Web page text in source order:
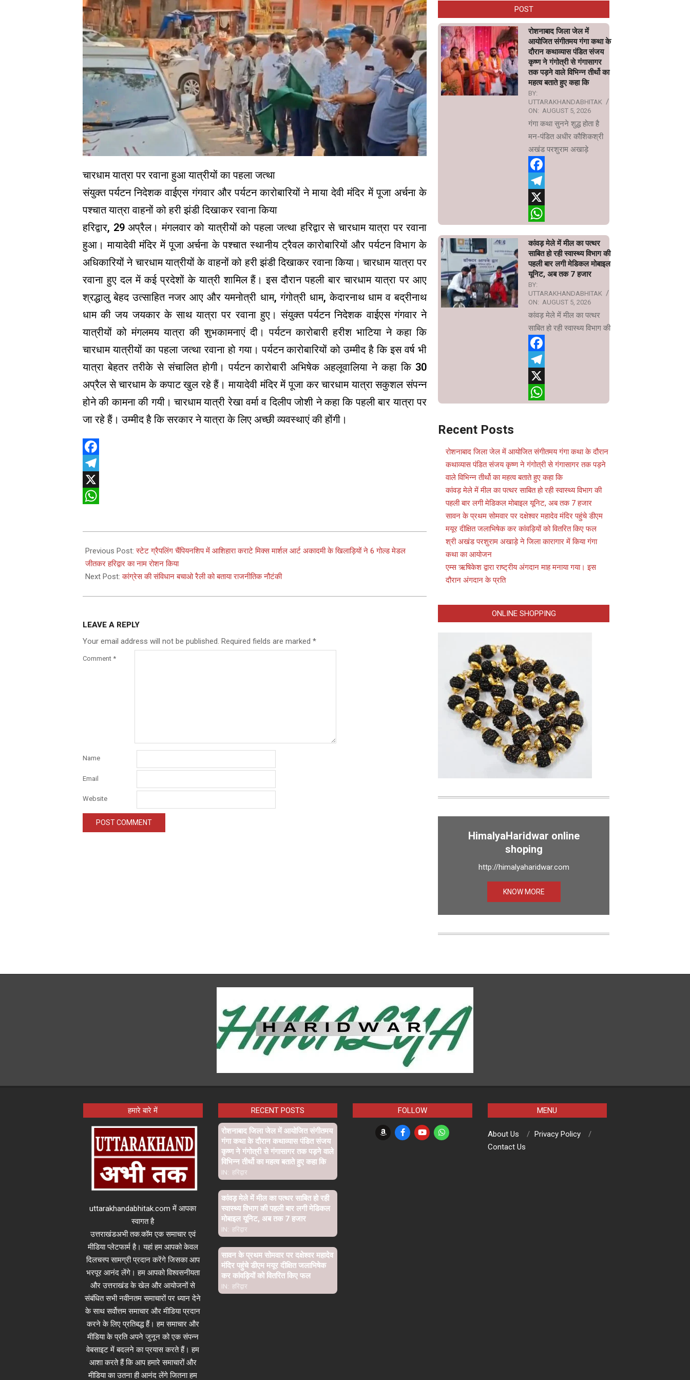
चारधाम यात्रा पर रवाना हुआ यात्रीयों का पहला जत्था
संयुक्त पर्यटन निदेशक वाईएस गंगवार और पर्यटन कारोबारियों ने माया देवी मंदिर में पूजा अर्चना के
पश्चात यात्रा वाहनों को हरी झंडी दिखाकर रवाना किया
हरिद्वार, 29 अप्रैल। मंगलवार को यात्रीयों को पहला जत्था हरिद्वार से चारधाम यात्रा पर रवाना
हुआ। मायादेवी मंदिर में पूजा अर्चना के पश्चात स्थानीय ट्रैवल कारोबारियों और पर्यटन विभाग के
अधिकारियों ने चारधाम यात्रीयों के वाहनों को हरी झंडी दिखाकर रवाना किया। चारधाम यात्रा पर
रवाना हुए दल में कई प्रदेशों के यात्री शामिल हैं। इस दौरान पहली बार चारधाम यात्रा पर आए
श्रद्धालु बेहद उत्साहित नजर आए और यमनोत्री धाम, गंगोत्री धाम, केदारनाथ धाम व बद्रीनाथ
धाम की जय जयकार के साथ यात्रा पर रवाना हुए। संयुक्त पर्यटन निदेशक वाईएस गंगवार ने
यात्रीयों को मंगलमय यात्रा की शुभकामनाएं दी। पर्यटन कारोबारी हरीश भाटिया ने कहा कि
चारधाम यात्रीयों का पहला जत्था रवाना हो गया। पर्यटन कारोबारियों को उम्मीद है कि इस वर्ष भी
यात्रा बेहतर तरीके से संचालित होगी। पर्यटन कारोबारी अभिषेक अहलूवालिया ने कहा कि 30
अप्रैल से चारधाम के कपाट खुल रहे हैं। मायादेवी मंदिर में पूजा कर चारधाम यात्रा सकुशल संपन्न
होने की कामना की गयी। चारधाम यात्री रेखा वर्मा व दिलीप जोशी ने कहा कि पहली बार यात्रा पर
जा रहे हैं। उम्मीद है कि सरकार ने यात्रा के लिए अच्छी व्यवस्थाएं की होंगी।
Facebook
Telegram
X
04-
29
Previous Post:स्टेट ग्रैपलिंग चैंपियनशिप में आशिहारा कराटे मिक्स मार्शल आर्ट अकादमी के खिलाड़ियों ने 6 गोल्ड मेडल
जीतकर हरिद्वार का नाम रोशन किया
Next Post:कांग्रेस की संविधान बचाओ रैली को बताया राजनीतिक नौटंकी
LEAVE A REPLY
Your email address will not be published. Required fields are marked *
Comment *
Name
Email
Website
POST
रोशनाबाद जिला जेल में
आयोजित संगीतमय गंगा कथा के
दौरान कथाव्यास पंडित संजय
कृष्ण ने गंगोत्री से गंगासागर
तक पड़ने वाले विभिन्न तीर्थो का
महत्व बताते हुए कहा कि
BY:
UTTARAKHANDABHITAK
ON: AUGUST 5, 2026
गंगा कथा सुनने शुद्ध होता है
मन-पंडित अधीर कौशिकश्री
अखंड परशुराम अखाड़े
Facebook
Telegram
X
कांवड़ मेले में मील का पत्थर
साबित हो रही स्वास्थ्य विभाग की
पहली बार लगी मेडिकल मोबाइल
यूनिट, अब तक 7 हजार
BY:
UTTARAKHANDABHITAK
ON: AUGUST 5, 2026
कांवड़ मेले में मील का पत्थर
साबित हो रही स्वास्थ्य विभाग की
Facebook
Telegram
X
Recent Posts
रोशनाबाद जिला जेल में आयोजित संगीतमय गंगा कथा के दौरान
कथाव्यास पंडित संजय कृष्ण ने गंगोत्री से गंगासागर तक पड़ने
वाले विभिन्न तीर्थो का महत्व बताते हुए कहा कि
कांवड़ मेले में मील का पत्थर साबित हो रही स्वास्थ्य विभाग की
पहली बार लगी मेडिकल मोबाइल यूनिट, अब तक 7 हजार
सावन के प्रथम सोमवार पर दक्षेश्वर महादेव मंदिर पहुंचे डीएम
मयूर दीक्षित जलाभिषेक कर कांवड़ियों को वितरित किए फल
श्री अखंड परशुराम अखाड़े ने जिला कारागार में किया गंगा
कथा का आयोजन
एम्स ऋषिकेश द्वारा राष्ट्रीय अंगदान माह मनाया गया। इस
दौरान अंगदान के प्रति
ONLINE SHOPPING
HimalyaHaridwar online
shoping
http://himalyaharidwar.com
KNOW MORE
हमारे बारे में
uttarakhandabhitak.com में आपका
स्वागत है
उत्तराखंडअभी तक.कॉम एक समाचार एवं
मीडिया प्लेटफार्म है। यहां हम आपको केवल
दिलचस्प सामग्री प्रदान करेंगे जिसका आप
भरपूर आनंद लेंगे। हम आपको विश्वसनीयता
और उत्तराखंड के खेल और आयोजनों से
संबंधित सभी नवीनतम समाचारों पर ध्यान देने
के साथ सर्वोत्तम समाचार और मीडिया प्रदान
करने के लिए प्रतिबद्ध हैं। हम समाचार और
मीडिया के प्रति अपने जुनून को एक संपन्न
वेबसाइट में बदलने का प्रयास करते हैं। हम
आशा करते हैं कि आप हमारे समाचारों और
मीडिया का उतना ही आनंद लेंगे जितना हम
RECENT POSTS
रोशनाबाद जिला जेल में आयोजित संगीतमय
गंगा कथा के दौरान कथाव्यास पंडित संजय
कृष्ण ने गंगोत्री से गंगासागर तक पड़ने वाले
विभिन्न तीर्थो का महत्व बताते हुए कहा कि
IN: हरिद्वार
कांवड़ मेले में मील का पत्थर साबित हो रही
स्वास्थ्य विभाग की पहली बार लगी मेडिकल
मोबाइल यूनिट, अब तक 7 हजार
IN: हरिद्वार
सावन के प्रथम सोमवार पर दक्षेश्वर महादेव
मंदिर पहुंचे डीएम मयूर दीक्षित जलाभिषेक
कर कांवड़ियों को वितरित किए फल
IN: हरिद्वार
FOLLOW MENU
About Us
Privacy Policy
Contact Us